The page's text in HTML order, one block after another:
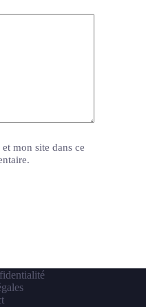
mon site dans ce